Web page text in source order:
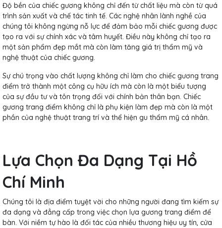
Độ bền của chiếc gương không chỉ đến từ chất liệu mà còn từ quá
trình sản xuất và chế tác tinh tế. Các nghệ nhân lành nghề của
chúng tôi không ngừng nỗ lực để đảm bảo mỗi chiếc gương được
tạo ra với sự chính xác và tâm huyết. Điều này không chỉ tạo ra
một sản phẩm đẹp mắt mà còn làm tăng giá trị thẩm mỹ và
nghệ thuật của chiếc gương.
Sự chú trọng vào chất lượng không chỉ làm cho chiếc gương trang
điểm trở thành một công cụ hữu ích mà còn là một biểu tượng
của sự đầu tư và tôn trọng đối với chính bản thân bạn. Chiếc
gương trang điểm không chỉ là phụ kiện làm đẹp mà còn là một
phần của nghệ thuật trang trí và thể hiện gu thẩm mỹ cá nhân.
Lựa Chọn Đa Dạng Tại Hồ
Chí Minh
Chúng tôi là địa điểm tuyệt vời cho những người đang tìm kiếm sự
đa dạng và đẳng cấp trong việc chọn lựa gương trang điểm để
bàn. Với niềm tự hào là đối tác của nhiều thương hiệu uy tín, cửa